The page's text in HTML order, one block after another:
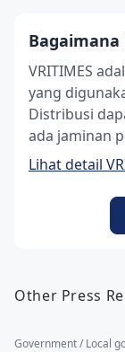
Bagaimana
VRITIMES
yang
Distribusi
ada jaminan
Lihat detail
Other Press
Government / Local